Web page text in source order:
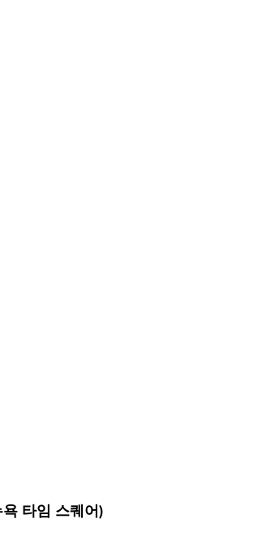
욕 타임 스퀘어)